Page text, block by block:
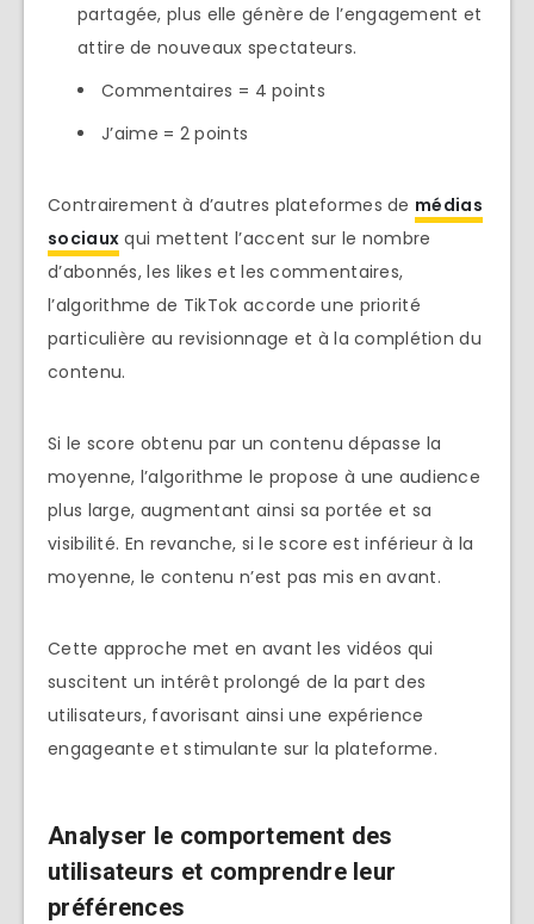
partagée, plus elle génère de l’engagement et
attire de nouveaux spectateurs.
Commentaires = 4 points
J’aime = 2 points
Contrairement à d’autres plateformes de médias
sociaux qui mettent l’accent sur le nombre
d’abonnés, les likes et les commentaires,
l’algorithme de TikTok accorde une priorité
particulière au revisionnage et à la complétion du
contenu.
Si le score obtenu par un contenu dépasse la
moyenne, l’algorithme le propose à une audience
plus large, augmentant ainsi sa portée et sa
visibilité. En revanche, si le score est inférieur à la
moyenne, le contenu n’est pas mis en avant.
Cette approche met en avant les vidéos qui
suscitent un intérêt prolongé de la part des
utilisateurs, favorisant ainsi une expérience
engageante et stimulante sur la plateforme.
Analyser le comportement des
utilisateurs et comprendre leur
préférences